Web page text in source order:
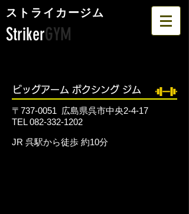
​ストライカージム
StrikerGYM
ビッグアーム ボクシング ジム
〒737-0051 広島県呉市中央2-4-17
TEL082-332-1202
JR 呉駅から徒歩 約10分